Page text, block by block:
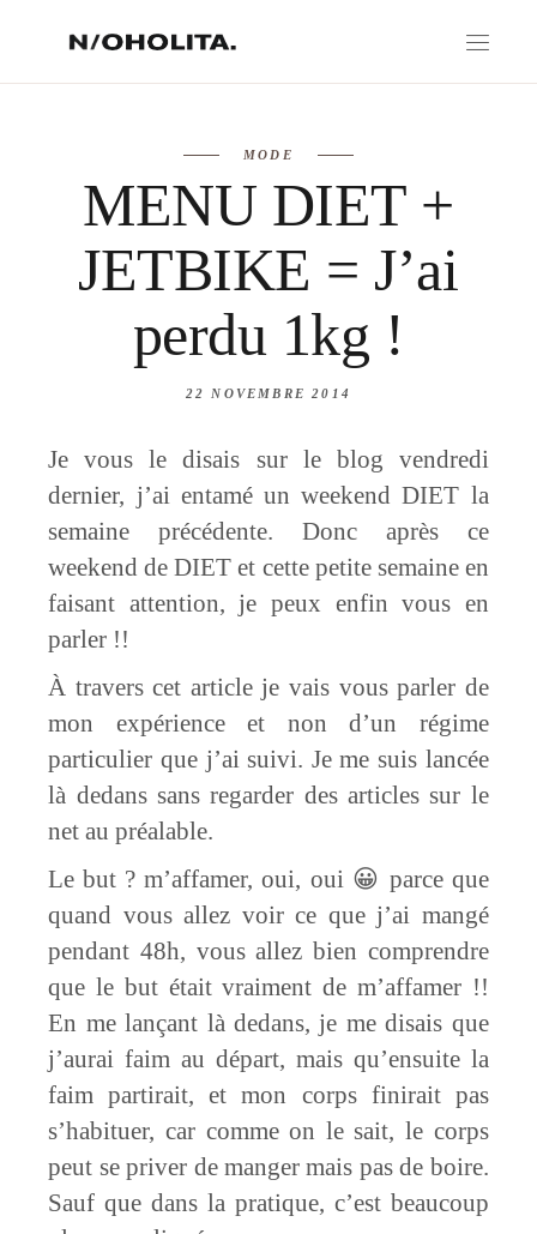
MODE
MENU DIET +
JETBIKE = J’ai
perdu 1kg !
22 NOVEMBRE 2014
Je vous le disais sur le blog vendredi
dernier, j’ai entamé un weekend DIET la
semaine précédente. Donc après ce
weekend de DIET et cette petite semaine en
faisant attention, je peux enfin vous en
parler !!
À travers cet article je vais vous parler de
mon expérience et non d’un régime
particulier que j’ai suivi. Je me suis lancée
là dedans sans regarder des articles sur le
net au préalable.
Le but ? m’affamer, oui, oui 😀 parce que
quand vous allez voir ce que j’ai mangé
pendant 48h, vous allez bien comprendre
que le but était vraiment de m’affamer !!
En me lançant là dedans, je me disais que
j’aurai faim au départ, mais qu’ensuite la
faim partirait, et mon corps finirait pas
s’habituer, car comme on le sait, le corps
peut se priver de manger mais pas de boire.
Sauf que dans la pratique, c’est beaucoup